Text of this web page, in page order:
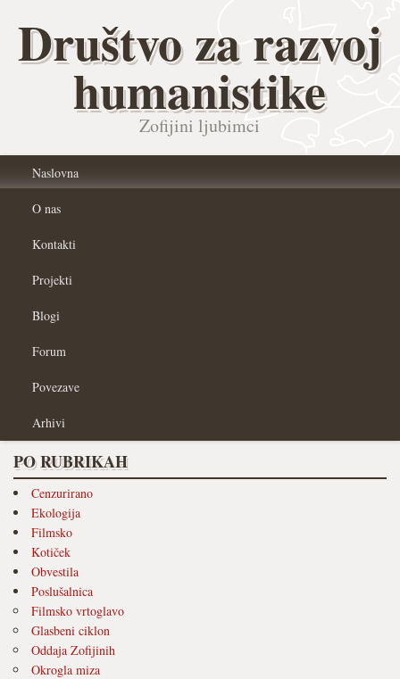
Društvo za razvoj
humanistike
Zofijini ljubimci
Naslovna
O nas
Kontakti
Projekti
Blogi
Forum
Povezave
Arhivi
PO RUBRIKAH
Cenzurirano
Ekologija
Filmsko
Kotiček
Obvestila
Poslušalnica
Filmsko vrtoglavo
Glasbeni ciklon
Oddaja Zofijinih
Okrogla miza